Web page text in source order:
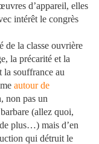
d’appareil, elles
intérêt le congrès
de la classe ouvrière
la précarité et la
la souffrance au
autour de
non pas un
(allez quoi,
plus…) mais d’en
qui détruit le